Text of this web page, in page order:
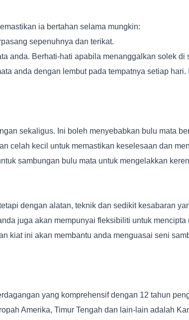
ia bertahan selama mungkin:
sepenuhnya dan terikat.
anda. Berhati-hati apabila menanggalkan solek di
anda dengan lembut pada tempatnya setiap
sekaligus. Ini boleh menyebabkan bulu mata
celah kecil untuk memastikan keselesaan dan
sambungan bulu mata untuk mengelakkan
dengan alatan, teknik dan sedikit kesabaran
juga akan mempunyai fleksibiliti untuk
kiat ini akan membantu anda menguasai seni
yang komprehensif dengan 12 tahun
Amerika, Timur Tengah dan lain-lain adalah